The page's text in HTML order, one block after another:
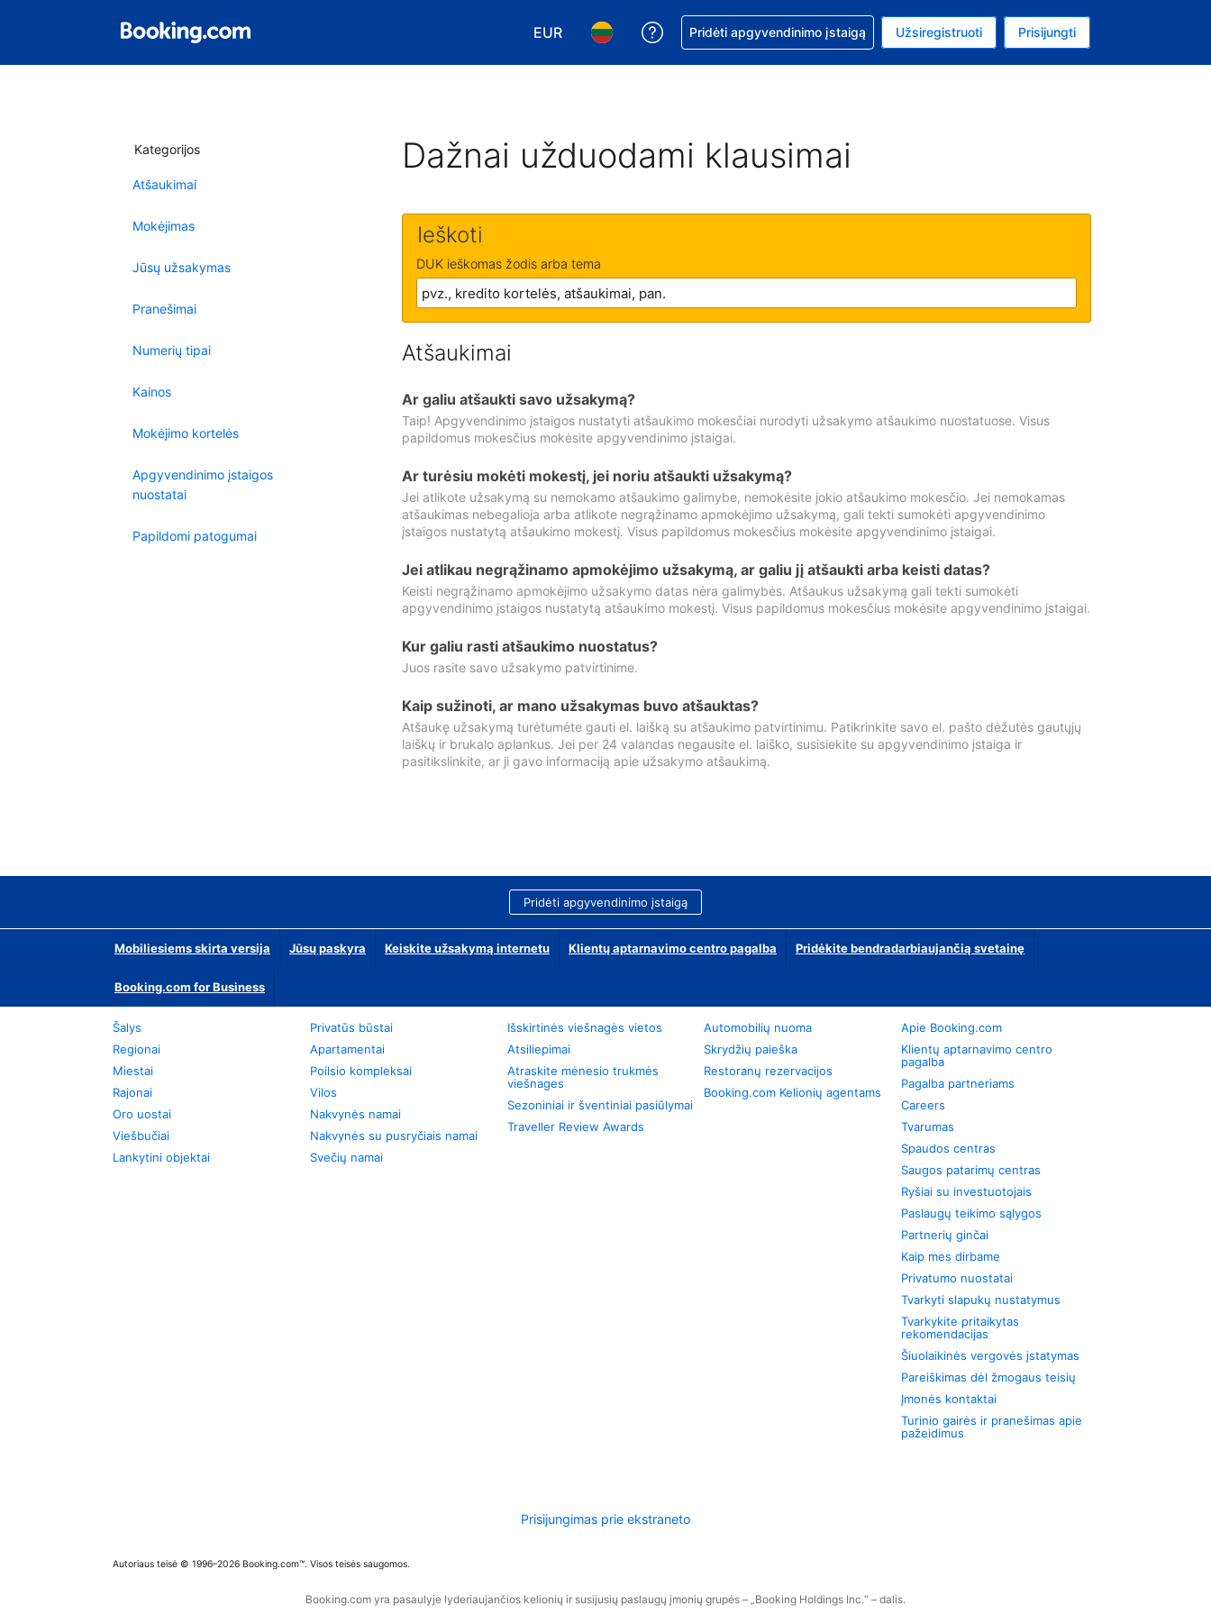
EUR
Pasirinkite valiutą. Jūsų pasirinkta valiuta: Euras
Pasirinkite kalbą. Jūsų pasirinkta kalba: Lietuvių
Pagalba dėl užsakymo
Pridėti apgyvendinimo įstaigą Užsiregistruoti Prisijungti
Kategorijos
Atšaukimai
Mokėjimas
Jūsų užsakymas
Pranešimai
Numerių tipai
Kainos
Mokėjimo kortelės
Apgyvendinimo įstaigos
nuostatai
Papildomi patogumai
Dažnai užduodami klausimai
Ieškoti
DUK ieškomas žodis arba tema
Atšaukimai
Ar galiu atšaukti savo užsakymą?
Taip! Apgyvendinimo įstaigos nustatyti atšaukimo mokesčiai nurodyti užsakymo atšaukimo nuostatuose. Visus
papildomus mokesčius mokėsite apgyvendinimo įstaigai.
Ar turėsiu mokėti mokestį, jei noriu atšaukti užsakymą?
Jei atlikote užsakymą su nemokamo atšaukimo galimybe, nemokėsite jokio atšaukimo mokesčio. Jei nemokamas
atšaukimas nebegalioja arba atlikote negrąžinamo apmokėjimo užsakymą, gali tekti sumokėti apgyvendinimo
įstaigos nustatytą atšaukimo mokestį. Visus papildomus mokesčius mokėsite apgyvendinimo įstaigai.
Jei atlikau negrąžinamo apmokėjimo užsakymą, ar galiu jį atšaukti arba keisti datas?
Keisti negrąžinamo apmokėjimo užsakymo datas nėra galimybės. Atšaukus užsakymą gali tekti sumokėti
apgyvendinimo įstaigos nustatytą atšaukimo mokestį. Visus papildomus mokesčius mokėsite apgyvendinimo įstaigai.
Kur galiu rasti atšaukimo nuostatus?
Juos rasite savo užsakymo patvirtinime.
Kaip sužinoti, ar mano užsakymas buvo atšauktas?
Atšaukę užsakymą turėtumėte gauti el. laišką su atšaukimo patvirtinimu. Patikrinkite savo el. pašto dėžutės gautųjų
laiškų ir brukalo aplankus. Jei per 24 valandas negausite el. laiško, susisiekite su apgyvendinimo įstaiga ir
pasitikslinkite, ar ji gavo informaciją apie užsakymo atšaukimą.
Pridėti apgyvendinimo įstaigą
Mobiliesiems skirta versija Jūsų paskyra Keiskite užsakymą internetu Klientų aptarnavimo centro pagalba Pridėkite bendradarbiaujančią svetainę
Booking.com for Business
Šalys
Regionai
Miestai
Rajonai
Oro uostai
Viešbučiai
Lankytini objektai
Privatūs būstai
Apartamentai
Poilsio kompleksai
Vilos
Nakvynės namai
Nakvynės su pusryčiais namai
Svečių namai
Išskirtinės viešnagės vietos
Atsiliepimai
Atraskite mėnesio trukmės
viešnages
Sezoniniai ir šventiniai pasiūlymai
Traveller Review Awards
Automobilių nuoma
Skrydžių paieška
Restoranų rezervacijos
Booking.com Kelionių agentams
Apie Booking.com
Klientų aptarnavimo centro
pagalba
Pagalba partneriams
Careers
Tvarumas
Spaudos centras
Saugos patarimų centras
Ryšiai su investuotojais
Paslaugų teikimo sąlygos
Partnerių ginčai
Kaip mes dirbame
Privatumo nuostatai
Tvarkyti slapukų nustatymus
Tvarkykite pritaikytas
rekomendacijas
Šiuolaikinės vergovės įstatymas
Pareiškimas dėl žmogaus teisių
Įmonės kontaktai
Turinio gairės ir pranešimas apie
pažeidimus
Prisijungimas prie ekstraneto
Autoriaus teisė © 1996–2026 Booking.com™. Visos teisės saugomos.
Booking.com yra pasaulyje lyderiaujančios kelionių ir susijusių paslaugų įmonių grupės – „Booking Holdings Inc.“ – dalis.